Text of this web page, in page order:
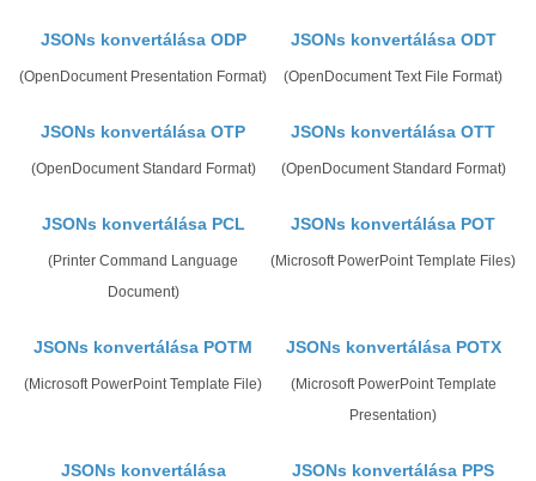
JSONs konvertálása ODP
(OpenDocument Presentation Format)
JSONs konvertálása ODT
(OpenDocument Text File Format)
JSONs konvertálása OTP
(OpenDocument Standard Format)
JSONs konvertálása OTT
(OpenDocument Standard Format)
JSONs konvertálása PCL
(Printer Command Language
Document)
JSONs konvertálása POT
(Microsoft PowerPoint Template Files)
JSONs konvertálása POTM
(Microsoft PowerPoint Template File)
JSONs konvertálása POTX
(Microsoft PowerPoint Template
Presentation)
JSONs konvertálása
JSONs konvertálása PPS